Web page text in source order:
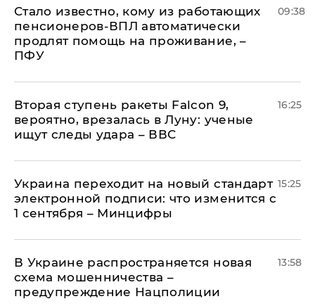
Стало известно, кому из работающих
пенсионеров-ВПЛ автоматически
продлят помощь на проживание, –
ПФУ
09:38
Вторая ступень ракеты Falcon 9,
вероятно, врезалась в Луну: ученые
ищут следы удара – ВВС
16:25
Украина переходит на новый стандарт
электронной подписи: что изменится с
1 сентября – Минцифры
15:25
В Украине распространяется новая
схема мошенничества –
предупреждение Нацполиции
13:58